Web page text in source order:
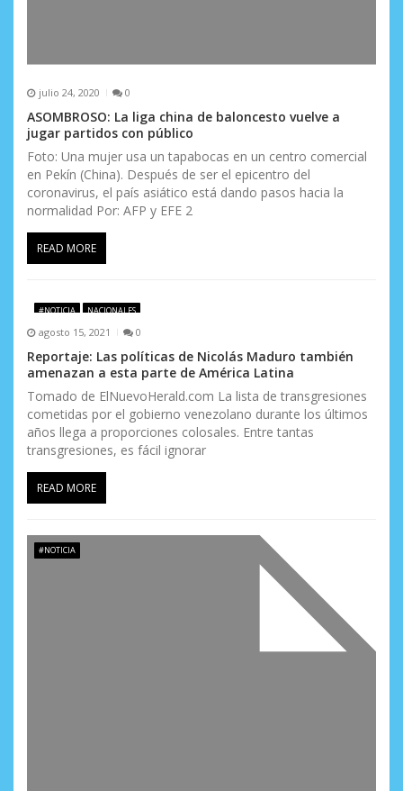
julio 24, 2020 0
ASOMBROSO: La liga china de baloncesto vuelve a
jugar partidos con público
Foto: Una mujer usa un tapabocas en un centro comercial
en Pekín (China). Después de ser el epicentro del
coronavirus, el país asiático está dando pasos hacia la
normalidad Por: AFP y EFE 2
READ MORE
#NOTICIA NACIONALES
agosto 15, 2021 0
Reportaje: Las políticas de Nicolás Maduro también
amenazan a esta parte de América Latina
Tomado de ElNuevoHerald.com La lista de transgresiones
cometidas por el gobierno venezolano durante los últimos
años llega a proporciones colosales. Entre tantas
transgresiones, es fácil ignorar
READ MORE
#NOTICIA